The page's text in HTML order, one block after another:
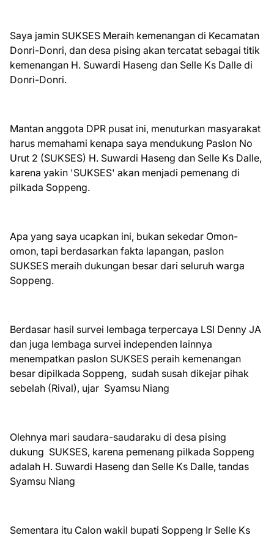
Saya jamin SUKSES Meraih kemenangan di Kecamatan
Donri-Donri, dan desa pising akan tercatat sebagai titik
kemenangan H. Suwardi Haseng dan Selle Ks Dalle di
Donri-Donri.
Mantan anggota DPR pusat ini, menuturkan masyarakat
harus memahami kenapa saya mendukung Paslon No
Urut 2 (SUKSES) H. Suwardi Haseng dan Selle Ks Dalle,
karena yakin 'SUKSES' akan menjadi pemenang di
pilkada Soppeng.
Apa yang saya ucapkan ini, bukan sekedar Omon-
omon, tapi berdasarkan fakta lapangan, paslon
SUKSES meraih dukungan besar dari seluruh warga
Soppeng.
Berdasar hasil survei lembaga terpercaya LSI Denny JA
dan juga lembaga survei independen lainnya
menempatkan paslon SUKSES peraih kemenangan
besar dipilkada Soppeng, sudah susah dikejar pihak
sebelah (Rival), ujar Syamsu Niang
Olehnya mari saudara-saudaraku di desa pising
dukung SUKSES, karena pemenang pilkada Soppeng
adalah H. Suwardi Haseng dan Selle Ks Dalle, tandas
Syamsu Niang
Sementara itu Calon wakil bupati Soppeng Ir Selle Ks